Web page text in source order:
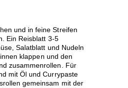
und in feine Streifen
Ein Reisblatt 3-5
Salatblatt und Nudeln
klappen und den
zusammenrollen. Für
mit Öl und Currypaste
gemeinsam mit der